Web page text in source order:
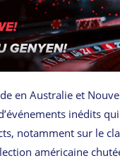
en Australie et
inédits
notamment sur le
américaine